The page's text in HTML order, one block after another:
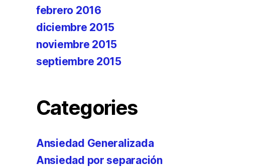
febrero 2016
diciembre 2015
noviembre 2015
septiembre 2015
Categories
Ansiedad Generalizada
Ansiedad por separación